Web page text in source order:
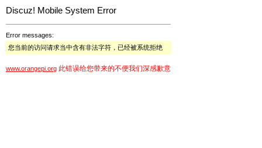
Discuz! Mobile System Error
Error messages:
您当前的访问请求当中含有非法字符，已经被系统拒绝
www.orangepi.org 此错误给您带来的不便我们深感歉意